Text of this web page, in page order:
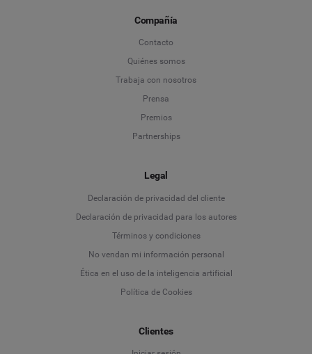
Compañía
Contacto
Quiénes somos
Trabaja con nosotros
Prensa
Premios
Partnerships
Legal
Declaración de privacidad del cliente
Declaración de privacidad para los autores
Términos y condiciones
No vendan mi información personal
Ética en el uso de la inteligencia artificial
Política de Cookies
Clientes
Language
Deutsch